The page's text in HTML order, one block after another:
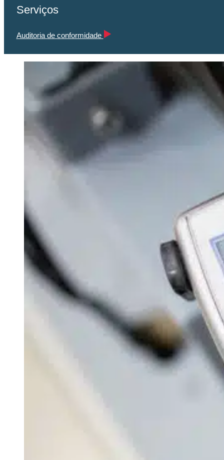
Serviços
Auditoria de conformidade